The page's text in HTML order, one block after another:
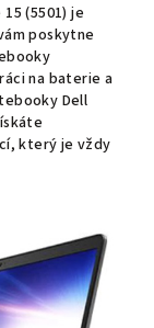
(5501) je
poskytne
na baterie a
Dell
který je vždy